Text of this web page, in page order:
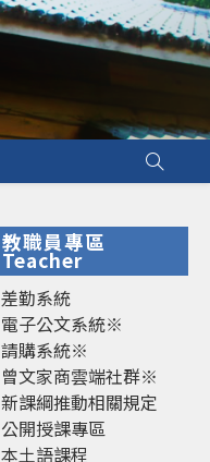
教職員專區
Teacher
差勤系統
電子公文系統※
請購系統※
曾文家商雲端社群※
新課綱推動相關規定
公開授課專區
本土語課程